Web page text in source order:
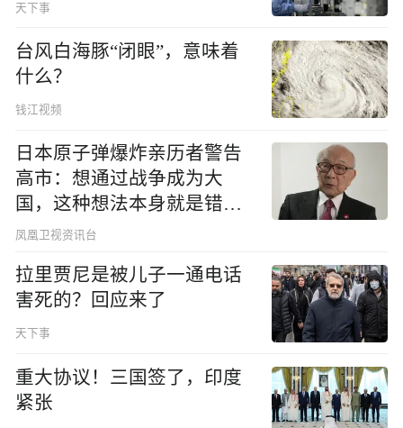
天下事
台风白海豚“闭眼”，意味着
什么？
钱江视频
日本原子弹爆炸亲历者警告
高市：想通过战争成为大
国，这种想法本身就是错误
的
凤凰卫视资讯台
拉里贾尼是被儿子一通电话
害死的？回应来了
天下事
重大协议！三国签了，印度
紧张